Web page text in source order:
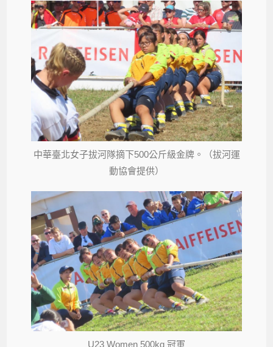
中華臺北女子拔河隊摘下500公斤級金牌。（拔河運
動協會提供）
U23 Women 500kg 冠軍